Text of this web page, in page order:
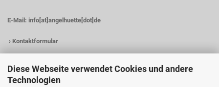
Diese Webseite verwendet Cookies und andere
Technologien
E-Mail: info[at]angelhuette[dot]de
› Kontaktformular
KONTAKTDATEN